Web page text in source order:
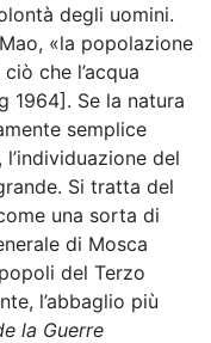
degli uomini.
«la popolazione
che l’acqua
1964]. Se la natura
semplice
del
Si tratta del
una sorta di
di Mosca
del Terzo
l’abbaglio più
la Guerre